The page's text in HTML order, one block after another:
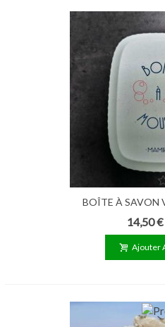
BOÎTE À SAVON
BOÎTE À
14,50 €
Ajouter